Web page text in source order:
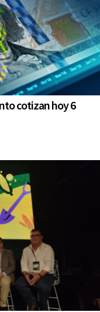
cotizan hoy 6